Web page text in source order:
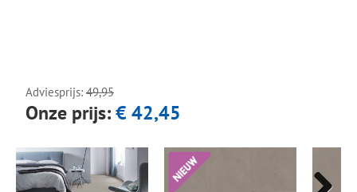
Adviesprijs: 49,95
Onze prijs:€ 42,45